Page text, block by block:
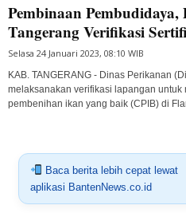
Pembinaan
Tangerang Verifikasi
Selasa 24 Januari 2023, 08:10 WIB
KAB. TANGERANG - Dinas Perikanan
melaksanakan verifikasi lapangan untuk
pembenihan ikan yang baik (CPIB) di
Baca berita lebih cepat lewat
aplikasi BantenNews.co.id